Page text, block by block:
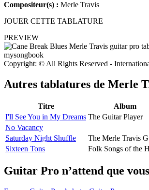
Compositeur(s) : Merle Travis
JOUER CETTE TABLATURE
PREVIEW
Copyright: © All Rights Reserved -
Autres tablatures de Merle
Titre Album
I'll See You in My Dreams The Guitar Player
No Vacancy
Saturday Night Shuffle
The Merle Travis
Sixteen Tons
Folk Songs of the
Guitar Pro n’attend que